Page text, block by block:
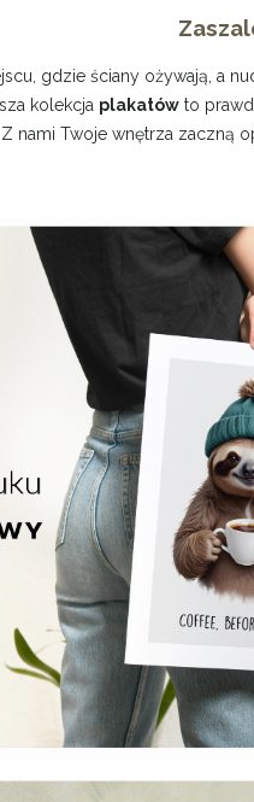
gdzie ściany ożywają, a
kolekcja plakatówto
Z nami Twoje wnętrza zaczną